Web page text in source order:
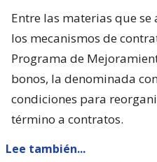
Entre las materias que
los mecanismos de
Programa de
bonos, la denominada
condiciones para
término a contratos.
Lee también...